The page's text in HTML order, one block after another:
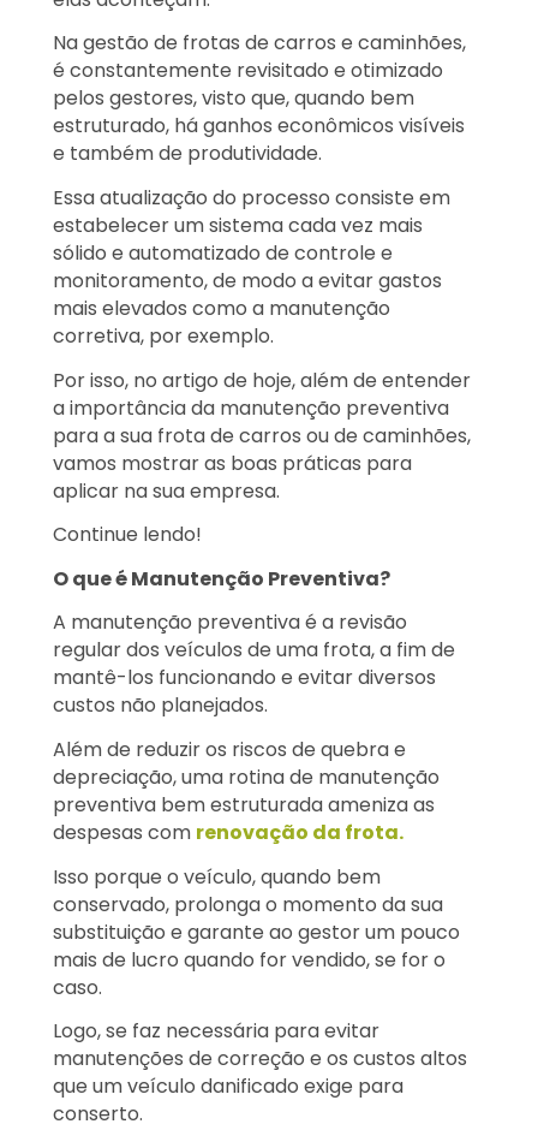
Na gestão de frotas de carros e caminhões,
é constantemente revisitado e otimizado
pelos gestores, visto que, quando bem
estruturado, há ganhos econômicos visíveis
e também de produtividade.
Essa atualização do processo consiste em
estabelecer um sistema cada vez mais
sólido e automatizado de controle e
monitoramento, de modo a evitar gastos
mais elevados como a manutenção
corretiva, por exemplo.
Por isso, no artigo de hoje, além de entender
a importância da manutenção preventiva
para a sua frota de carros ou de caminhões,
vamos mostrar as boas práticas para
aplicar na sua empresa.
Continue lendo!
O que é Manutenção Preventiva?
A manutenção preventiva é a revisão
regular dos veículos de uma frota, a fim de
mantê-los funcionando e evitar diversos
custos não planejados.
Além de reduzir os riscos de quebra e
depreciação, uma rotina de manutenção
preventiva bem estruturada ameniza as
despesas com renovação da frota.
Isso porque o veículo, quando bem
conservado, prolonga o momento da sua
substituição e garante ao gestor um pouco
mais de lucro quando for vendido, se for o
caso.
Logo, se faz necessária para evitar
manutenções de correção e os custos altos
que um veículo danificado exige para
conserto.